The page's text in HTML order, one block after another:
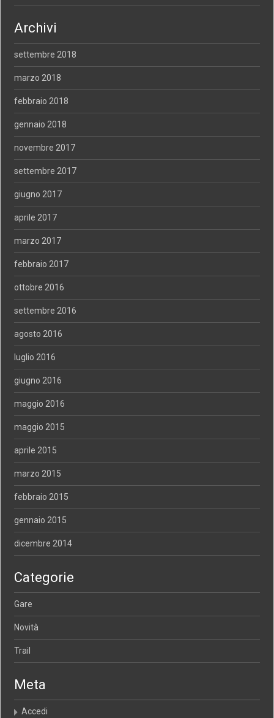
Archivi
settembre 2018
marzo 2018
febbraio 2018
gennaio 2018
novembre 2017
settembre 2017
giugno 2017
aprile 2017
marzo 2017
febbraio 2017
ottobre 2016
settembre 2016
agosto 2016
luglio 2016
giugno 2016
maggio 2016
maggio 2015
aprile 2015
marzo 2015
febbraio 2015
gennaio 2015
dicembre 2014
Categorie
Gare
Novità
Trail
Meta
Accedi